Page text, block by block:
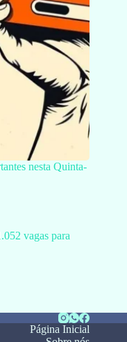
nesta Quinta-
vagas para
Página Inicial